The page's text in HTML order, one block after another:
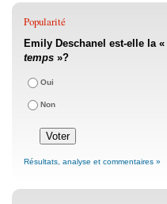
Popularité
Emily Deschanel est-elle la «
temps »?
Oui
Non
Résultats, analyse et commentaires »